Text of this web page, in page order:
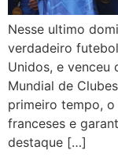
Nesse ultimo
verdadeiro
Unidos, e venceu
Mundial de
primeiro tempo,
franceses e
destaque […]